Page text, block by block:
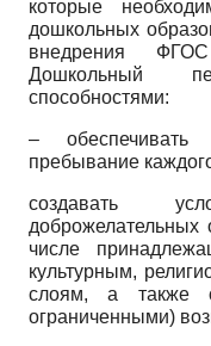
которые
дошкольных
внедрения ФГОС
Дошкольный
способностями:
– обеспечивать
пребывание
создавать
числе
культурным,
слоям, а также
ограниченными)